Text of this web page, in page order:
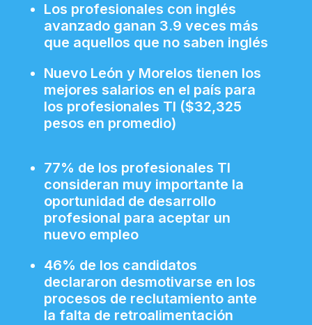
Los profesionales con inglés
avanzado ganan 3.9 veces más
que aquellos que no saben inglés
Nuevo León y Morelos tienen los
mejores salarios en el país para
los profesionales TI ($32,325
pesos en promedio)
77% de los profesionales TI
consideran muy importante la
oportunidad de desarrollo
profesional para aceptar un
nuevo empleo
46% de los candidatos
declararon desmotivarse en los
procesos de reclutamiento ante
la falta de retroalimentación